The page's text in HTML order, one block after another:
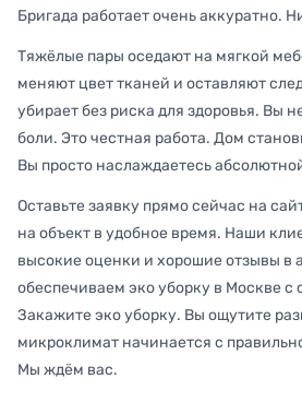
Бригада работает очень аккуратно.
Тяжёлые пары оседают на мягкой
меняют цвет тканей и оставляют
убирает без риска для здоровья. Вы
боли. Это честная работа. Дом
Вы просто наслаждаетесь
Оставьте заявку прямо сейчас на
на объект в удобное время. Наши
высокие оценки и хорошие отзывы в
обеспечиваем эко уборку в Москве
Закажите эко уборку. Вы ощутите
микроклимат начинается с
Мы ждём вас.